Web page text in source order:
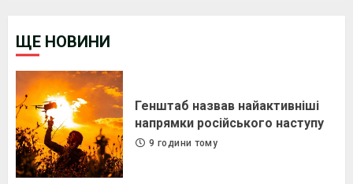
ЩЕ НОВИНИ
Генштаб назвав найактивніші
напрямки російського наступу
9 години тому